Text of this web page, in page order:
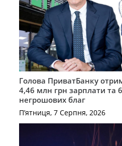
Голова ПриватБанку
4,46 млн грн зарплати та
негрошових благ
П’ятниця, 7 Серпня, 2026